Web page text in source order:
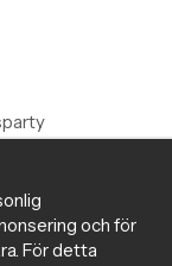
och för
För detta